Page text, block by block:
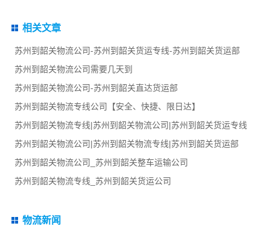
相关文章
苏州到韶关物流公司-苏州到韶关货运专线-苏州到韶关货运部
苏州到韶关物流公司需要几天到
苏州到韶关物流公司-苏州到韶关直达货运部
苏州到韶关物流专线公司【安全、快捷、限日达】
苏州到韶关物流专线|苏州到韶关物流公司|苏州到韶关货运专线
苏州到韶关物流公司|苏州到韶关物流专线|苏州到韶关货运部
苏州到韶关物流公司_苏州到韶关整车运输公司
苏州到韶关物流专线_苏州到韶关货运公司
物流新闻